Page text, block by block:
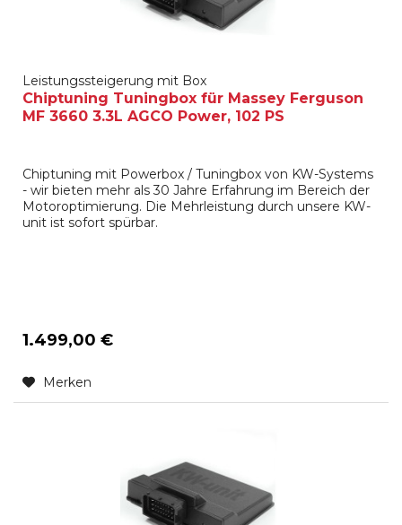
Leistungssteigerung mit Box
Chiptuning Tuningbox für Massey Ferguson
MF 3660 3.3L AGCO Power, 102 PS
Chiptuning mit Powerbox / Tuningbox von KW-Systems
- wir bieten mehr als 30 Jahre Erfahrung im Bereich der
Motoroptimierung. Die Mehrleistung durch unsere KW-
unit ist sofort spürbar.
1.499,00 €
Merken